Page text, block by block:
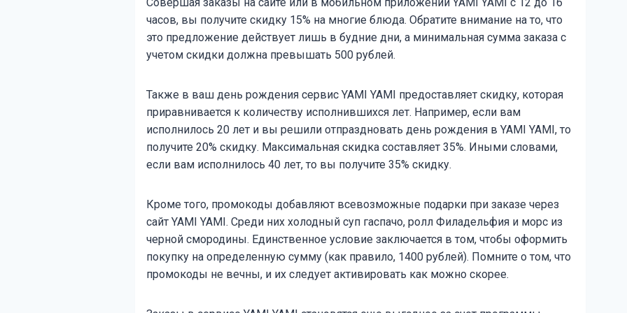
часов, вы получите скидку 15% на многие блюда. Обратите внимание на то, что
это предложение действует лишь в будние дни, а минимальная сумма заказа с
учетом скидки должна превышать 500 рублей.
Также в ваш день рождения сервис YAMI YAMI предоставляет скидку, которая
приравнивается к количеству исполнившихся лет. Например, если вам
исполнилось 20 лет и вы решили отпраздновать день рождения в YAMI YAMI, то
получите 20% скидку. Максимальная скидка составляет 35%. Иными словами,
если вам исполнилось 40 лет, то вы получите 35% скидку.
Кроме того, промокоды добавляют всевозможные подарки при заказе через
сайт YAMI YAMI. Среди них холодный суп гаспачо, ролл Филадельфия и морс из
черной смородины. Единственное условие заключается в том, чтобы оформить
покупку на определенную сумму (как правило, 1400 рублей). Помните о том, что
промокоды не вечны, и их следует активировать как можно скорее.